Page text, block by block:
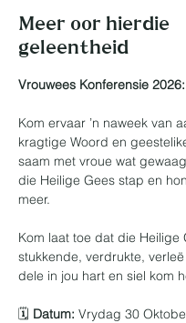
Meer oor hierdie
geleentheid
Vrouwees Konferensie
Kom ervaar ’n naweek van
kragtige Woord en
saam met vroue wat
die Heilige Gees stap en
meer.
Kom laat toe dat die Heilige
stukkende, verdrukte,
dele in jou hart en siel kom
🗓️ Datum: Vrydag 30